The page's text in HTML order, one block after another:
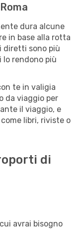
dura alcune
in base alla rotta
diretti sono più
lo rendono più
te in valigia
da viaggio per
il viaggio, e
libri, riviste o
di
avrai bisogno